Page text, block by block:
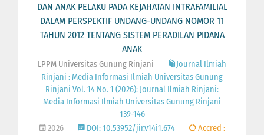
DAN ANAK PELAKU PADA KEJAHATAN INTRAFAMILIAL
DALAM PERSPEKTIF UNDANG-UNDANG NOMOR 11
TAHUN 2012 TENTANG SISTEM PERADILAN PIDANA
ANAK
LPPM Universitas Gunung Rinjani
Journal Ilmiah
Rinjani : Media Informasi Ilmiah Universitas Gunung
Rinjani Vol. 14 No. 1 (2026): Journal Ilmiah Rinjani:
Media Informasi Ilmiah Universitas Gunung Rinjani
139-146
2026
DOI: 10.53952/jir.v14i1.674
Accred :